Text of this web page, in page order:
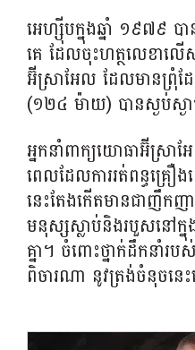
អេហ្ស៊ីបក្នុងឆ្នាំ ១៩៧៩ ប
គេ ដែលចុះហត្ថលេខាលើ
អ៊ីស្រាអែល ដែលមានព្រុំ
(១២៤ ម៉ាយ) បានស្ងប់ស្ង
អ្នកនាំពាក្យយោធាអ៊ីស្រ
ពេលដែលការរត់ពន្ធគ្រ
នេះតែងកើតមានជាញឹកញ
មនុស្ស​ស្លាប់​និង​របួសនៅក្នុ
គ្នា។ ចំពោះថ្នាក់ដឹកនាំ
ពិចារណា នូវត្រង់ចំនុចន